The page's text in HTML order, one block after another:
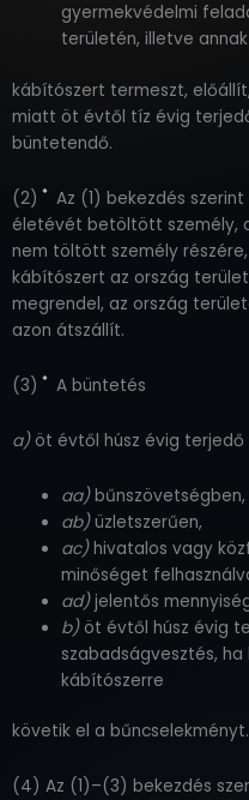
gyermekvédelmi
területén, illetve
kábítószert termeszt,
miatt öt évtől tíz évig
büntetendő.
(2) * Az (1) bekezdés
életévét betöltött személy,
nem töltött személy
kábítószert az ország
megrendel, az ország
azon átszállít.
(3) * A büntetés
a) öt évtől húsz évig
aa)bűnszövetségben,
ab)üzletszerűen,
ac)hivatalos vagy
minőséget
ad)jelentős
b) öt évtől húsz évig
szabadságvesztés,
kábítószerre
követik el a bűncselekményt.
(4) Az (1)–(3) bekezdés